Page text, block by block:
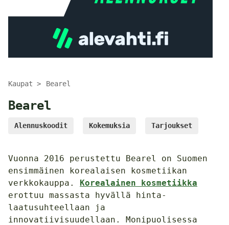
Kaupat Bearel
Bearel
Alennuskoodit Kokemuksia Tarjoukset
Vuonna 2016 perustettu Bearel on Suomen
ensimmäinen korealaisen kosmetiikan
verkkokauppa. Korealainen kosmetiikka
erottuu massasta hyvällä hinta-
laatusuhteellaan ja
innovatiivisuudellaan. Monipuolisessa